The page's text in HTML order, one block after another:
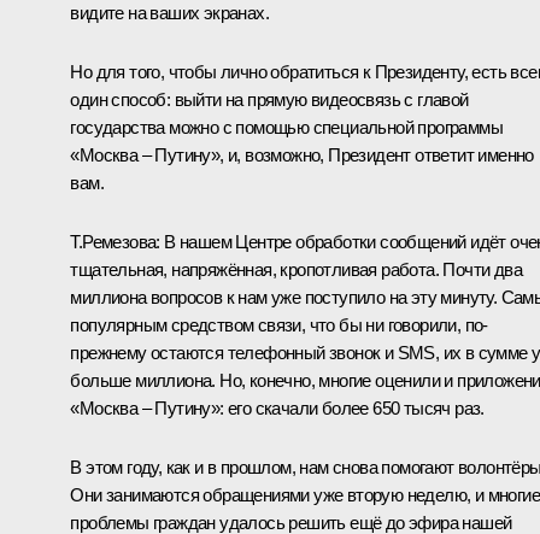
видите на ваших экранах.
Но для того, чтобы лично обратиться к Президенту, есть
один способ: выйти на прямую видеосвязь с главой
государства можно с помощью специальной программы
«Москва – Путину», и, возможно, Президент ответит именно
вам.
Т.Ремезова: В нашем Центре обработки сообщений идёт
тщательная, напряжённая, кропотливая работа. Почти два
миллиона вопросов к нам уже поступило на эту минуту.
популярным средством связи, что бы ни говорили, по-
прежнему остаются телефонный звонок и SMS, их в сумме
больше миллиона. Но, конечно, многие оценили и
«Москва – Путину»: его скачали более 650 тысяч раз.
В этом году, как и в прошлом, нам снова помогают
Они занимаются обращениями уже вторую неделю, и многие
проблемы граждан удалось решить ещё до эфира нашей